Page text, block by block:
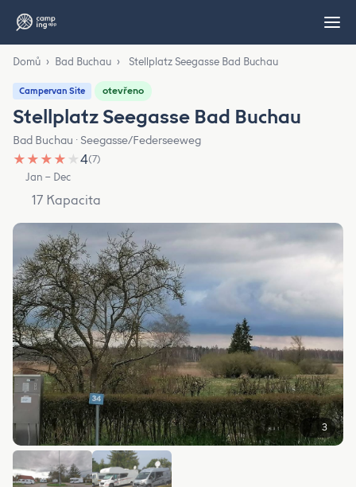
Domů › Bad Buchau › Stellplatz Seegasse Bad Buchau
Campervan Site otevřeno
Stellplatz Seegasse Bad Buchau
Bad Buchau · Seegasse/Federseeweg
★ ★ ★ ★ ★4(7)
Jan – Dec
17 Kapacita
3